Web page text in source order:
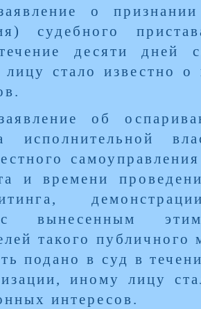
о
судебного
десяти дней
стало известно
об
исполнительной
и времени
вынесенным
такого публичного
подано в суд в
иному лицу
интересов.